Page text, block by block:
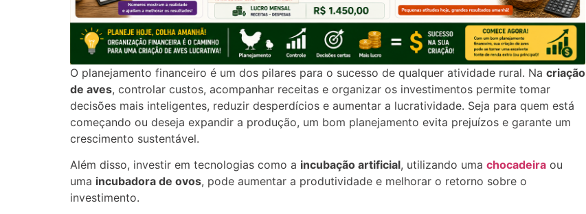
O planejamento financeiro é um dos pilares para o sucesso de qualquer atividade rural. Na criação
de aves, controlar custos, acompanhar receitas e organizar os investimentos permite tomar
decisões mais inteligentes, reduzir desperdícios e aumentar a lucratividade. Seja para quem está
começando ou deseja expandir a produção, um bom planejamento evita prejuízos e garante um
crescimento sustentável.
Além disso, investir em tecnologias como a incubação artificial, utilizando uma chocadeira ou
uma incubadora de ovos, pode aumentar a produtividade e melhorar o retorno sobre o
investimento.